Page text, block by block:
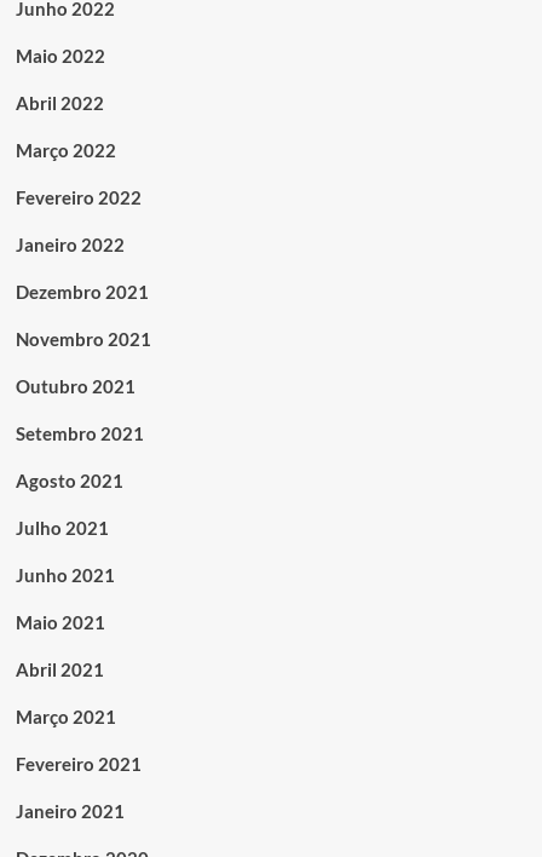
Junho 2022
Maio 2022
Abril 2022
Março 2022
Fevereiro 2022
Janeiro 2022
Dezembro 2021
Novembro 2021
Outubro 2021
Setembro 2021
Agosto 2021
Julho 2021
Junho 2021
Maio 2021
Abril 2021
Março 2021
Fevereiro 2021
Janeiro 2021